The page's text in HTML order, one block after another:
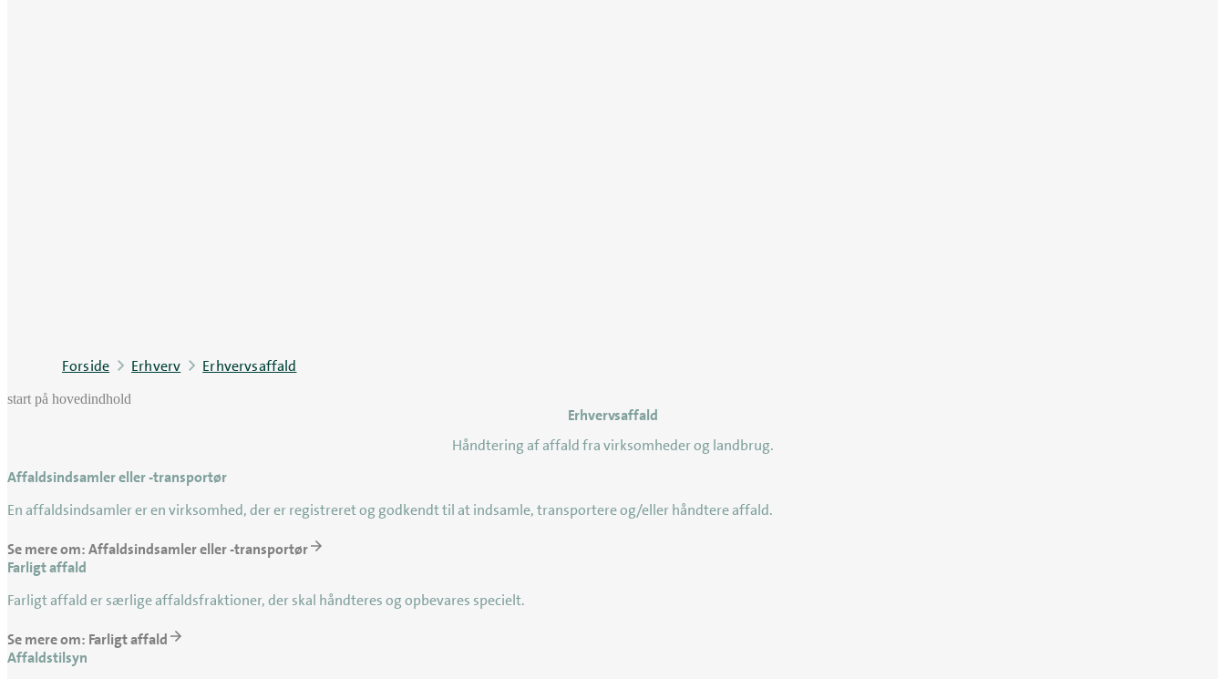
Forside Erhverv Erhvervsaffald
start på hovedindhold
Erhvervsaffald
Håndtering af affald fra virksomheder og landbrug.
senest opdateret 27. april 2026
Affaldsindsamler eller -transportør
En affaldsindsamler er en virksomhed, der er registreret og godkendt til at indsamle, transportere og/eller håndtere affald.
Se mere om: Affaldsindsamler eller -transportør
Farligt affald
Farligt affald er særlige affaldsfraktioner, der skal håndteres og opbevares specielt.
Se mere om: Farligt affald
Affaldstilsyn